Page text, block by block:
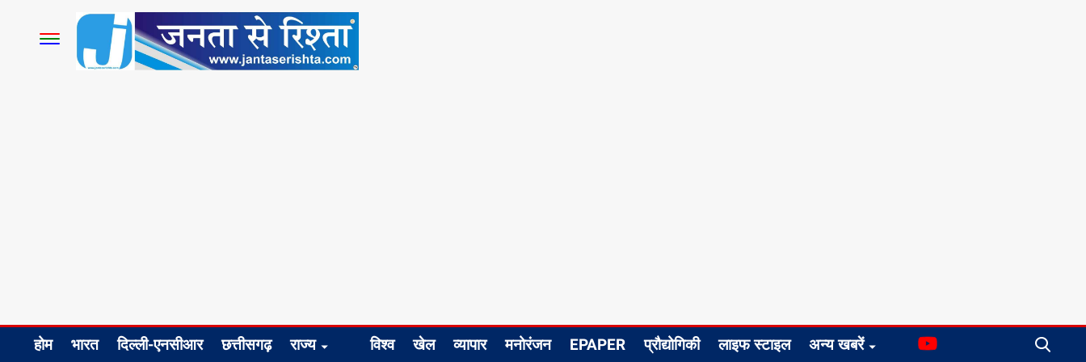
होम भारत दिल्ली-एनसीआर छत्तीसगढ़ राज्य विश्व खेल व्यापार मनोरंजन EPAPER प्रौद्योगिकी लाइफ स्टाइल अन्य खबरें